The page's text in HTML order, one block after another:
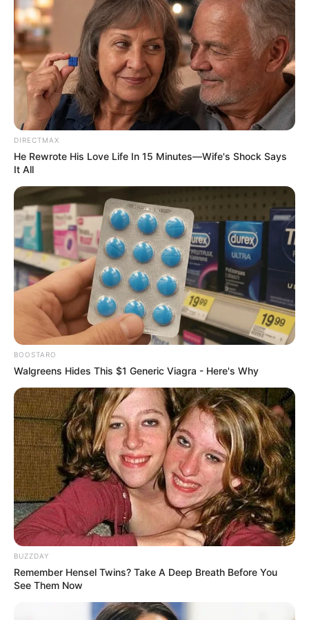
(foto: instagram/windahbasudara)
3. Setelah bekerja keras, jangan lupa makan. Mantap!
(foto: instagram/windahbasudara)
4. Potretnya ketika masih bekerja sebagai pegawai restoran
DIRECTMAX
He Rewrote His Love Life In 15 Minutes—Wife's Shock Says
It All
BOOSTARO
Walgreens Hides This $1 Generic Viagra - Here's Why
BUZZDAY
Remember Hensel Twins? Take A Deep Breath Before You
See Them Now